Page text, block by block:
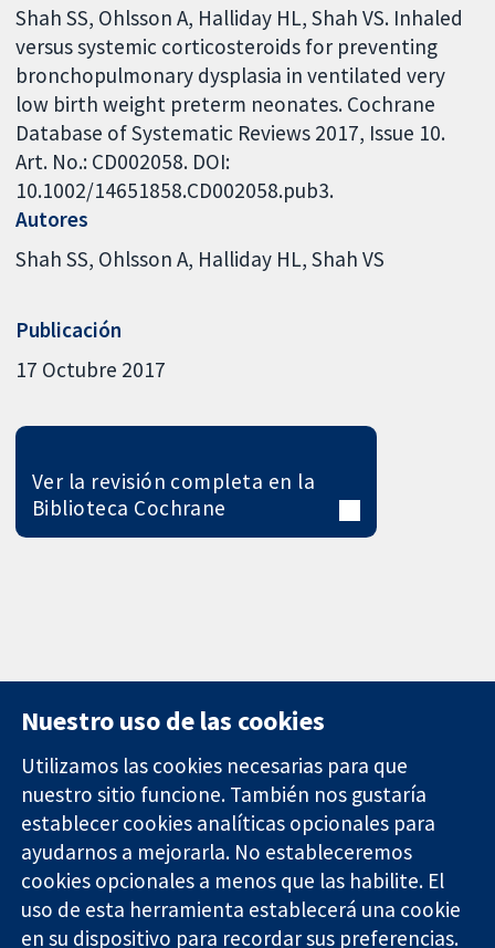
Shah SS, Ohlsson A, Halliday HL, Shah VS. Inhaled
versus systemic corticosteroids for preventing
bronchopulmonary dysplasia in ventilated very
low birth weight preterm neonates. Cochrane
Database of Systematic Reviews 2017, Issue 10.
Art. No.: CD002058. DOI:
10.1002/14651858.CD002058.pub3.
Autores
Shah SS Ohlsson A Halliday HL Shah VS
Publicación
17 Octubre 2017
Ver la revisión completa en la
Biblioteca Cochrane
Evidencia fiable.
Decisiones
informadas.
Mejor salud.
11-13 Cavendish
Square
Londres
W1G 0AN
Reino Unido
Contacto
Noticias
Prensa
Sobre
nosotros
Empleo
Nuestro uso de las cookies
Utilizamos las cookies necesarias para que
nuestro sitio funcione. También nos gustaría
establecer cookies analíticas opcionales para
ayudarnos a mejorarla. No estableceremos
cookies opcionales a menos que las habilite. El
uso de esta herramienta establecerá una cookie
en su dispositivo para recordar sus preferencias.